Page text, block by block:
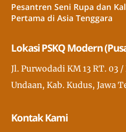
Pesantren Seni Rupa dan
Pertama di Asia Tenggara
Lokasi PSKQ Modern
Jl. Purwodadi KM 13 RT. 03
Undaan, Kab. Kudus, Jawa
Kontak Kami